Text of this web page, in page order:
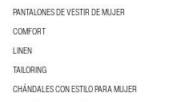
PANTALONES DE VESTIR DE MUJER
COMFORT
LINEN
TAILORING
CHÁNDALES CON ESTILO PARA MUJER